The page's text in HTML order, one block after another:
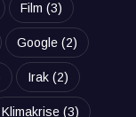
Film (3)
Google (2)
Irak (2)
Klimakrise (3)